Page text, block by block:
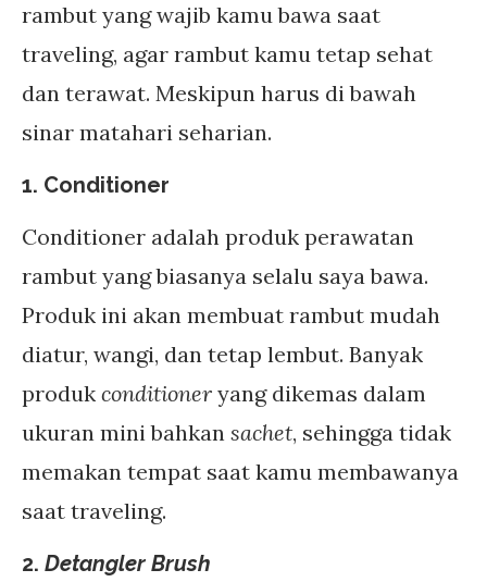
rambut yang wajib kamu bawa saat
traveling, agar rambut kamu tetap sehat
dan terawat. Meskipun harus di bawah
sinar matahari seharian.
1. Conditioner
Conditioner adalah produk perawatan
rambut yang biasanya selalu saya bawa.
Produk ini akan membuat rambut mudah
diatur, wangi, dan tetap lembut. Banyak
produk conditioner yang dikemas dalam
ukuran mini bahkan sachet, sehingga tidak
memakan tempat saat kamu membawanya
saat traveling.
2. Detangler Brush